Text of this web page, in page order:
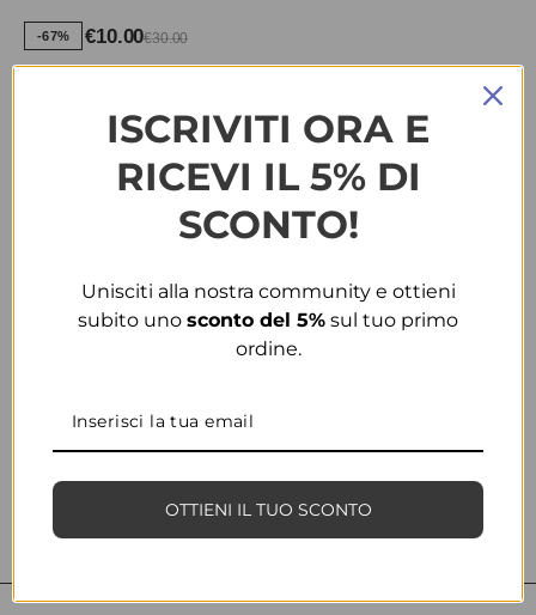
-67% €30.00
€10.00
TAGLIA T.U.
ISCRIVITI ORA E
RICEVI IL 5% DI
SCONTO!
Unisciti alla nostra community e ottieni
subito uno sconto del 5% sul tuo primo
ordine.
OTTIENI IL TUO SCONTO